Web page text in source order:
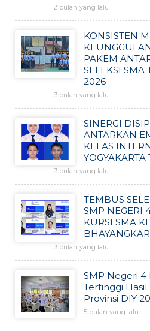
2 bulan yang lalu
KONSISTEN
PAKEM
SELEKSI SMA
2026
3 bulan yang lalu
SINERGI
ANTARKAN
KELAS
3 bulan yang lalu
TEMBUS
SMP NEGERI
KURSI SMA
3 bulan yang lalu
SMP Negeri
Tertinggi Hasil
Provinsi DIY
5 bulan yang lalu